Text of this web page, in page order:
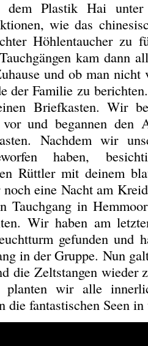
dem Plastik Hai unter
wie das
Höhlentaucher zu
kam dann
und ob man
der Familie zu
Briefkasten. Wir
und begannen den
Nachdem wir
haben,
Rüttler mit deinem
eine Nacht am
Tauchgang in
Wir haben am
gefunden und
in der Gruppe. Nun
die Zeltstangen wieder
planten wir alle
die fantastischen Seen